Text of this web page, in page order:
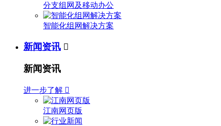
分支组网及移动办公
智能化组网解决方案
新闻资讯 
新闻资讯
进一步了解 
江南网页版